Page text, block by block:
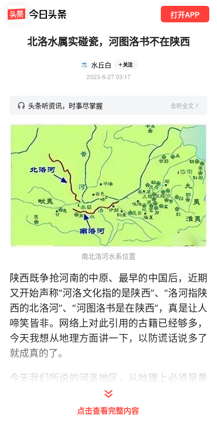
打开APP
北洛水属实碰瓷，河图洛书不在陕西
水丘白 关注
2023-6-27 03:17
头条听资讯，时事尽掌握 去听全文
南北洛河水系位置
陕西既争抢河南的中原、最早的中国后，近期
又开始声称“河洛文化指的是陕西”、“洛河指陕
西的北洛河”、“河图洛书是在陕西”，真是让人
啼笑皆非。网络上对此引用的古籍已经够多，
今天我想从地理方面讲一下，以防谎话说多了
就成真的了。
今天我们所说的河洛地区，从地理上必须是黄
河和洛河交汇处。众所周知，在古代河特指“黄
河”，那么如若一个地方叫河洛地区的话，那么
点击查看完整内容